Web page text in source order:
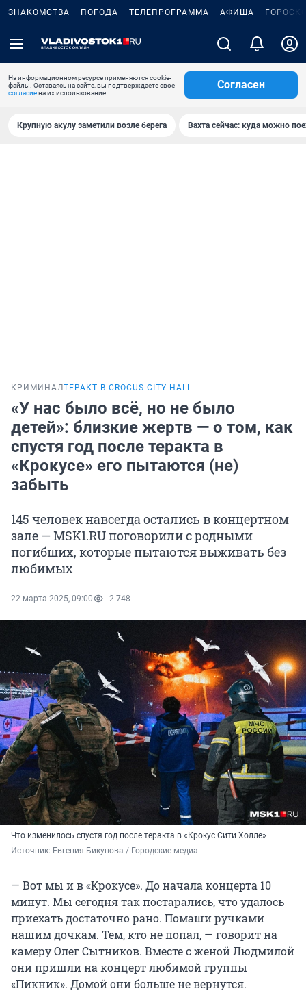
ЗНАКОМСТВА ПОГОДА ТЕЛЕПРОГРАММА АФИША
На информационном ресурсе применяются cookie-
файлы. Оставаясь на сайте, вы подтверждаете свое
согласиена их использование.
Согласен
Крупную акулу заметили возле берега Вахта сейчас: куда можно
КРИМИНАЛТЕРАКТ В CROCUS CITY HALL
«У нас было всё, но не было
детей»: близкие жертв — о том, как
спустя год после теракта в
«Крокусе» его пытаются (не)
забыть
145 человек навсегда остались в концертном
зале — MSK1.RU поговорили с родными
погибших, которые пытаются выживать без
любимых
22 марта 2025, 09:00 2 748
Что изменилось спустя год после теракта в «Крокус Сити Холле»
Источник: Евгения Бикунова / Городские медиа
— Вот мы и в «Крокусе». До начала концерта 10
минут. Мы сегодня так постарались, что удалось
приехать достаточно рано. Помаши ручками
нашим дочкам. Тем, кто не попал, — говорит на
камеру Олег Сытников. Вместе с женой Людмилой
они пришли на концерт любимой группы
«Пикник». Домой они больше не вернутся.